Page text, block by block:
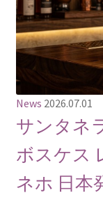
News 2026.07.01
サンタネ
ボスケス
ネホ 日本